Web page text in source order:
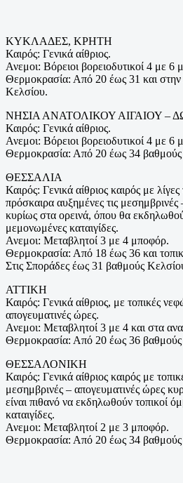
ΚΥΚΛΑΔΕΣ, ΚΡΗΤΗ
Καιρός: Γενικά αίθριος.
Ανεμοι: Βόρειοι βορειοδυτικοί 4 με 6
Θερμοκρασία: Από 20 έως 31 και
Κελσίου.
ΝΗΣΙΑ ΑΝΑΤΟΛΙΚΟΥ ΑΙΓΑΙΟΥ –
Καιρός: Γενικά αίθριος.
Ανεμοι: Βόρειοι βορειοδυτικοί 4 με 6
Θερμοκρασία: Από 20 έως 34
ΘΕΣΣΑΛΙΑ
Καιρός: Γενικά αίθριος καιρός με
πρόσκαιρα αυξημένες τις
κυρίως στα ορεινά, όπου θα
μεμονωμένες καταιγίδες.
Ανεμοι: Μεταβλητοί 3 με 4 μποφόρ.
Θερμοκρασία: Από 18 έως 36 και
Στις Σποράδες έως 31 βαθμούς
ΑΤΤΙΚΗ
Καιρός: Γενικά αίθριος, με τοπικές
απογευματινές ώρες.
Ανεμοι: Μεταβλητοί 3 με 4 και στα
Θερμοκρασία: Από 20 έως 36
ΘΕΣΣΑΛΟΝΙΚΗ
Καιρός: Γενικά αίθριος καιρός με
μεσημβρινές – απογευματινές ώρες
είναι πιθανό να εκδηλωθούν τοπικοί
καταιγίδες.
Ανεμοι: Μεταβλητοί 2 με 3 μποφόρ.
Θερμοκρασία: Από 20 έως 34